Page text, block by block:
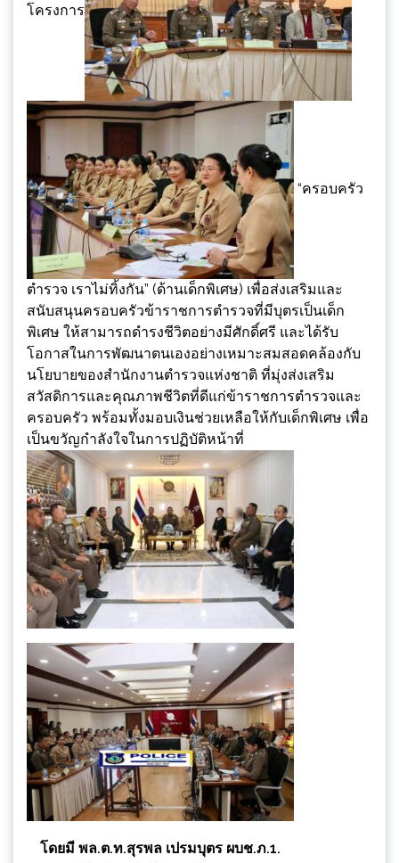
โครงการ
“ครอบครัว
ตำรวจ เราไม่ทิ้งกัน” (ด้านเด็กพิเศษ) เพื่อส่งเสริมและ
สนับสนุนครอบครัวข้าราชการตำรวจที่มีบุตรเป็นเด็ก
พิเศษ ให้สามารถดำรงชีวิตอย่างมีศักดิ์ศรี และได้รับ
โอกาสในการพัฒนาตนเองอย่างเหมาะสมสอดคล้องกับ
นโยบายของสำนักงานตำรวจแห่งชาติ ที่มุ่งส่งเสริม
สวัสดิการและคุณภาพชีวิตที่ดีแก่ข้าราชการตำรวจและ
ครอบครัว พร้อมทั้งมอบเงินช่วยเหลือให้กับเด็กพิเศษ เพื่อ
เป็นขวัญกำลังใจในการปฏิบัติหน้าที่
โดยมี พล.ต.ท.สุรพล เปรมบุตร ผบช.ภ.1.